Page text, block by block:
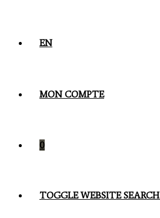
EN
MON COMPTE
0
TOGGLE WEBSITE SEARCH